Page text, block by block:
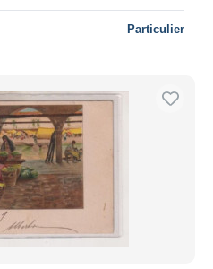
Particulier